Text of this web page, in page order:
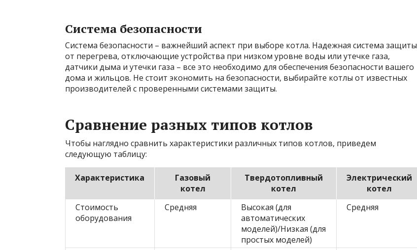
Система безопасности
Система безопасности – важнейший аспект при выборе котла. Надежная система защиты
от перегрева, отключающие устройства при низком уровне воды или утечке газа,
датчики дыма и утечки газа – все это необходимо для обеспечения безопасности вашего
дома и жильцов. Не стоит экономить на безопасности, выбирайте котлы от известных
производителей с проверенными системами защиты.
Сравнение разных типов котлов
Чтобы наглядно сравнить характеристики различных типов котлов, приведем
следующую таблицу:
Характеристика
Газовый
котел
Твердотопливный
котел
Электрический
котел
Стоимость
оборудования
Средняя
Высокая (для
автоматических
моделей)/Низкая (для
простых моделей)
Средняя